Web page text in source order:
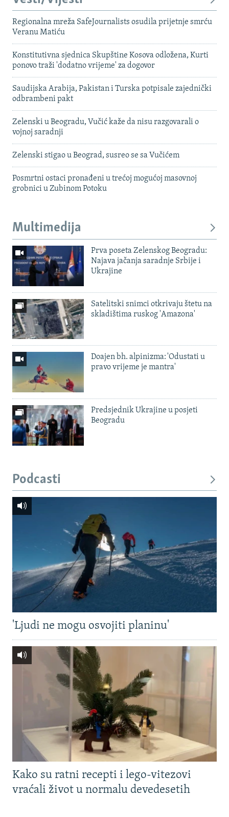
Regionalna mreža SafeJournalists osudila prijetnje smrću
Veranu Matiću
Konstitutivna sjednica Skupštine Kosova odložena, Kurti
ponovo traži 'dodatno vrijeme' za dogovor
Saudijska Arabija, Pakistan i Turska potpisale zajednički
odbrambeni pakt
Zelenski u Beogradu, Vučić kaže da nisu razgovarali o
vojnoj saradnji
Zelenski stigao u Beograd, susreo se sa Vučićem
Posmrtni ostaci pronađeni u trećoj mogućoj masovnoj
grobnici u Zubinom Potoku
Multimedija
Prva poseta Zelenskog Beogradu:
Najava jačanja saradnje Srbije i
Ukrajine
Satelitski snimci otkrivaju štetu na
skladištima ruskog 'Amazona'
Doajen bh. alpinizma: 'Odustati u
pravo vrijeme je mantra'
Predsjednik Ukrajine u posjeti
Beogradu
Podcasti
'Ljudi ne mogu osvojiti planinu'
Kako su ratni recepti i lego-vitezovi
vraćali život u normalu devedesetih